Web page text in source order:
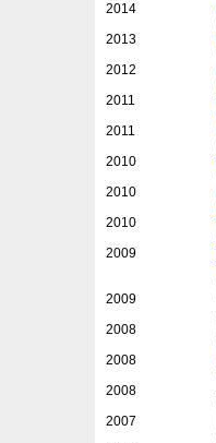
2014
2013
2012
2011
2011
2010
2010
2010
2009
2009
2008
2008
2008
2007